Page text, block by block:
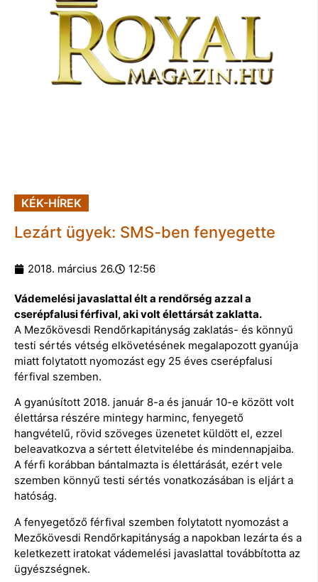
KÉK-HÍREK
Lezárt ügyek: SMS-ben fenyegette
2018. március 26. 12:56
Vádemelési javaslattal élt a rendőrség azzal a
cserépfalusi férfival, aki volt élettársát zaklatta.
A Mezőkövesdi Rendőrkapitányság zaklatás- és könnyű
testi sértés vétség elkövetésének megalapozott gyanúja
miatt folytatott nyomozást egy 25 éves cserépfalusi
férfival szemben.
A gyanúsított 2018. január 8-a és január 10-e között volt
élettársa részére mintegy harminc, fenyegető
hangvételű, rövid szöveges üzenetet küldött el, ezzel
beleavatkozva a sértett életvitelébe és mindennapjaiba.
A férfi korábban bántalmazta is élettárását, ezért vele
szemben könnyű testi sértés vonatkozásában is eljárt a
hatóság.
A fenyegetőző férfival szemben folytatott nyomozást a
Mezőkövesdi Rendőrkapitányság a napokban lezárta és a
keletkezett iratokat vádemelési javaslattal továbbította az
ügyészségnek.